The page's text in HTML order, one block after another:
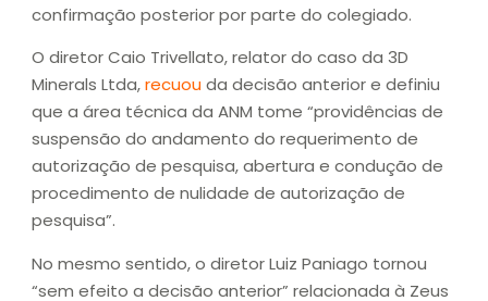
confirmação posterior por parte do colegiado.
O diretor Caio Trivellato, relator do caso da 3D
Minerals Ltda,recuouda decisão anterior e definiu
que a área técnica da ANM tome “providências de
suspensão do andamento do requerimento de
autorização de pesquisa, abertura e condução de
procedimento de nulidade de autorização de
pesquisa”.
No mesmo sentido, o diretor Luiz Paniago tornou
“sem efeito a decisão anterior” relacionada à Zeus